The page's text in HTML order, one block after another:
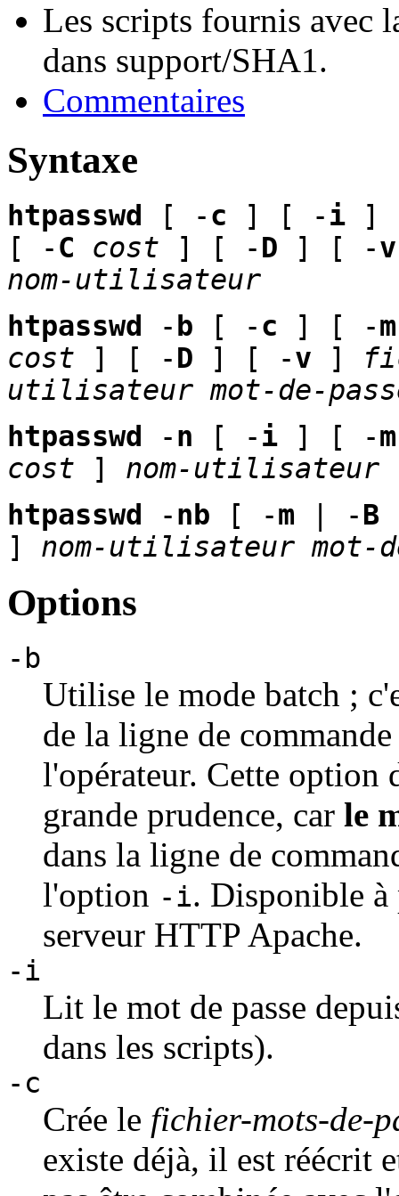
Les scripts fournis avec
dans support/SHA1.
Commentaires
Syntaxe
htpasswd [ -c ] [ -i ]
[ -C cost ] [ -D ] [ -v
nom-utilisateur
htpasswd
- b [ -c ] [ -m
cost ] [ -D ] [ -v ]
utilisateur mot-de-
htpasswd
-n [ -i ] [ -m
cost ] nom-utilisateur
htpasswd
-nb [ -m | -B
] nom-utilisateur mot-
Options
-b
Utilise le mode batch ;
de la ligne de
l'opérateur. Cette option
grande prudence, car le
dans la ligne de
l'option -i. Disponible
serveur HTTP Apache.
-i
Lit le mot de passe
dans les scripts).
-c
Crée le fichier-mots-de-
existe déjà, il est réécrit